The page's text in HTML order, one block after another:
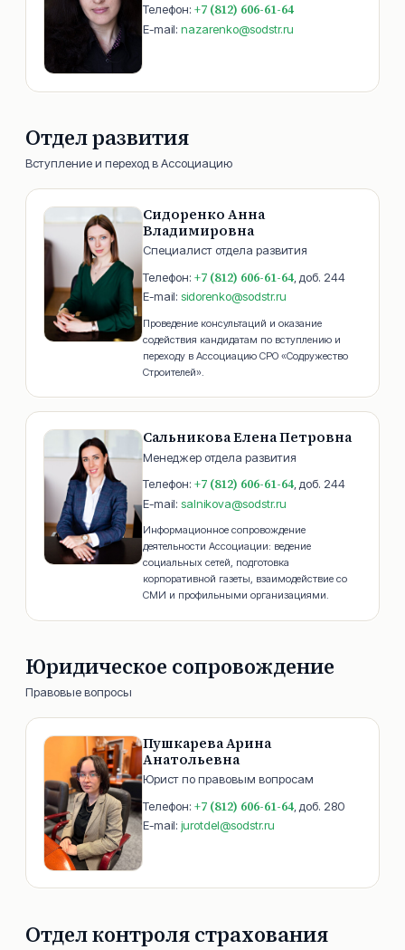
Телефон: +7 (812) 606-61-64
E-mail: nazarenko@sodstr.ru
Отдел развития
Вступление и переход в Ассоциацию
Сидоренко Анна
Владимировна
Специалист отдела развития
Телефон: +7 (812) 606-61-64, доб. 244
E-mail: sidorenko@sodstr.ru
Проведение консультаций и оказание
содействия кандидатам по вступлению и
переходу в Ассоциацию СРО «Содружество
Строителей».
Сальникова Елена Петровна
Менеджер отдела развития
Телефон: +7 (812) 606-61-64, доб. 244
E-mail: salnikova@sodstr.ru
Информационное сопровождение
деятельности Ассоциации: ведение
социальных сетей, подготовка
корпоративной газеты, взаимодействие со
СМИ и профильными организациями.
Юридическое сопровождение
Правовые вопросы
Пушкарева Арина
Анатольевна
Юрист по правовым вопросам
Телефон: +7 (812) 606-61-64, доб. 280
E-mail: jurotdel@sodstr.ru
Отдел контроля страхования